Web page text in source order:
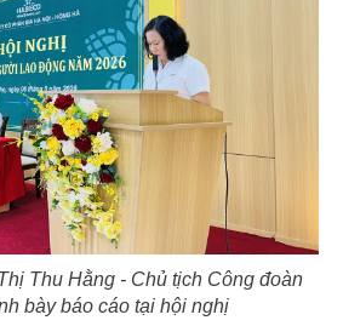
Thu Hằng - Chủ tịch Công đoàn
bày báo cáo tại hội nghị